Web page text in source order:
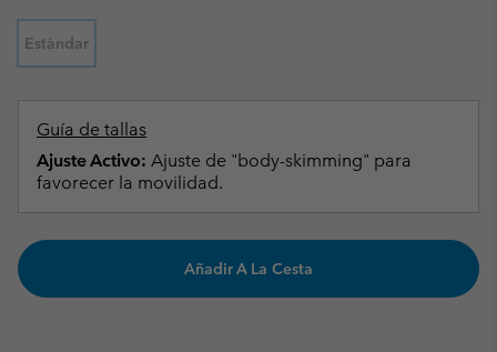
Estàndar
Guía de tallas
Ajuste Activo: Ajuste de "body-skimming" para
favorecer la movilidad.
Añadir A La Cesta